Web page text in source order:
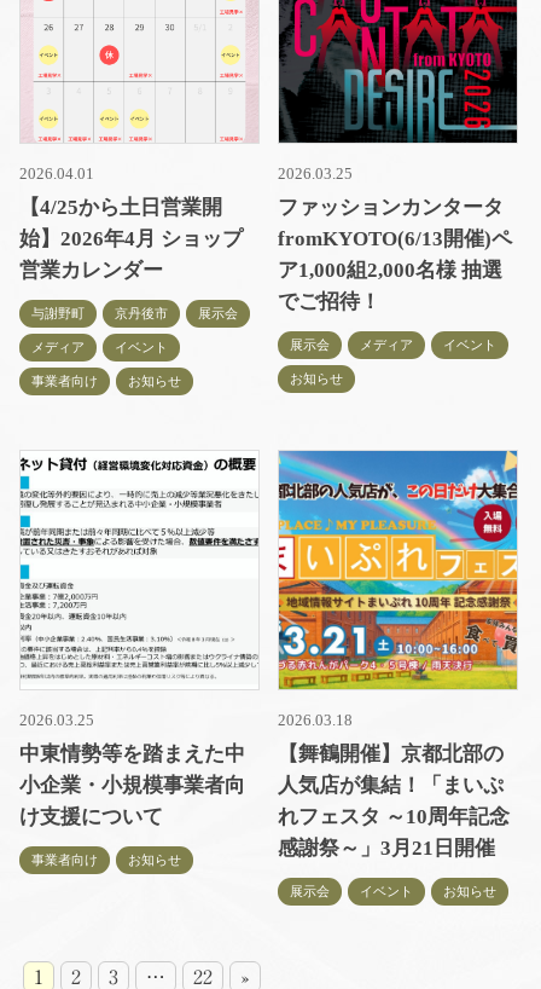
2026.04.01
【4/25から土日営業開
始】2026年4月 ショップ
営業カレンダー
与謝野町 京丹後市 展示会
メディア イベント
事業者向け お知らせ
2026.03.25
ファッションカンタータ
fromKYOTO(6/13開催)ペ
ア1,000組2,000名様 抽選
でご招待！
展示会 メディア イベント
お知らせ
2026.03.25
中東情勢等を踏まえた中
小企業・小規模事業者向
け支援について
事業者向け お知らせ
2026.03.18
【舞鶴開催】京都北部の
人気店が集結！「まいぷ
れフェスタ ～10周年記念
感謝祭～」3月21日開催
展示会 イベント お知らせ
1 2 3 … 22 »